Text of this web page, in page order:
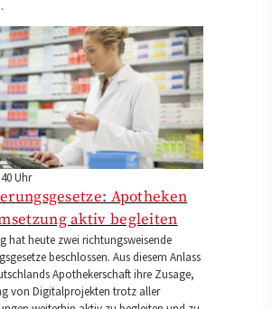
Uhr
Apotheken
aktiv begleiten
hat heute zwei richtungsweisende
beschlossen. Aus diesem Anlass
Apothekerschaft ihre Zusage,
von Digitalprojekten trotz aller